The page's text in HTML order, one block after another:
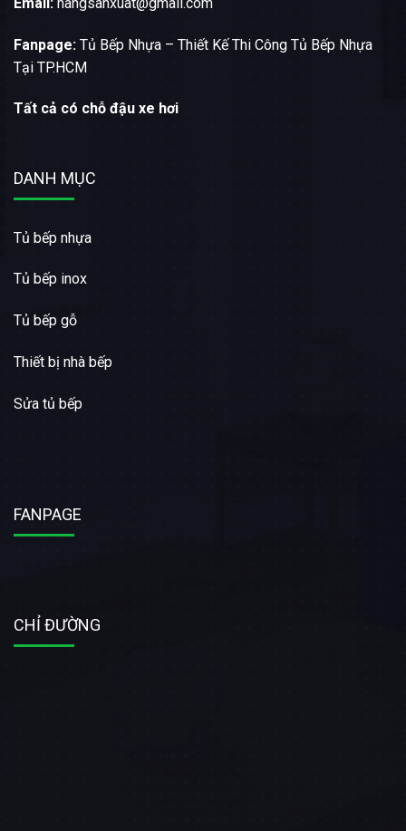
Fanpage: Tủ Bếp Nhựa – Thiết Kế Thi Công Tủ Bếp Nhựa
Tại TP.HCM
Tất cả có chỗ đậu xe hơi
DANH MỤC
Tủ bếp nhựa
Tủ bếp inox
Tủ bếp gỗ
Thiết bị nhà bếp
Sửa tủ bếp
FANPAGE
CHỈ ĐƯỜNG